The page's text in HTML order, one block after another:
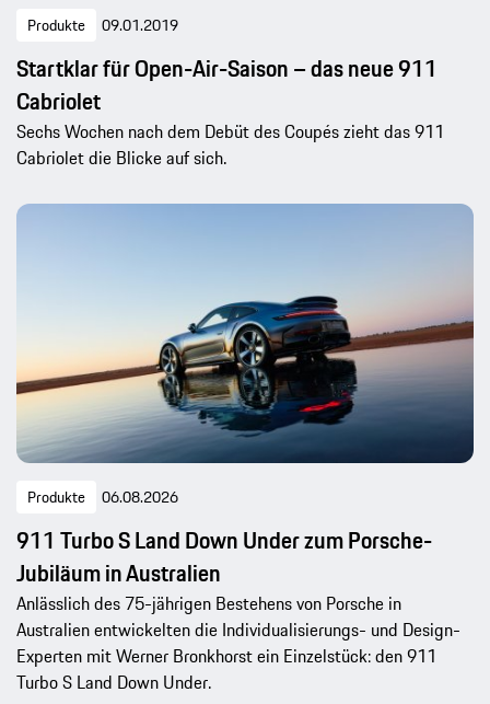
Produkte 09.01.2019
Startklar für Open-Air-Saison – das neue 911
Cabriolet
Sechs Wochen nach dem Debüt des Coupés zieht das 911
Cabriolet die Blicke auf sich.
Produkte 06.08.2026
911 Turbo S Land Down Under zum Porsche-
Jubiläum in Australien
Anlässlich des 75-jährigen Bestehens von Porsche in
Australien entwickelten die Individualisierungs- und Design-
Experten mit Werner Bronkhorst ein Einzelstück: den 911
Turbo S Land Down Under.